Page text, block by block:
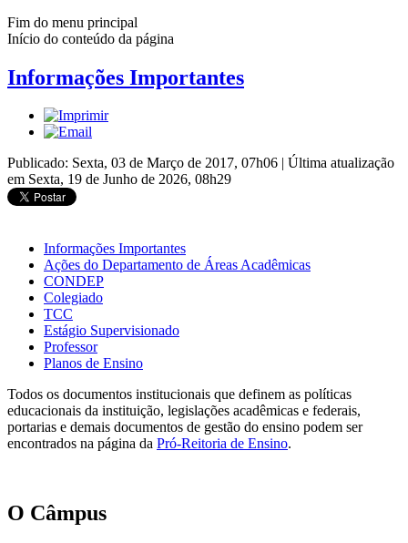
Fim do menu principal
Início do conteúdo da página
Informações Importantes
Publicado: Sexta, 03 de Março de 2017, 07h06 | Última atualização
em Sexta, 19 de Junho de 2026, 08h29
Informações Importantes
Ações do Departamento de Áreas Acadêmicas
CONDEP
Colegiado
TCC
Estágio Supervisionado
Professor
Planos de Ensino
Todos os documentos institucionais que definem as políticas
educacionais da instituição, legislações acadêmicas e federais,
portarias e demais documentos de gestão do ensino podem ser
encontrados na página da Pró-Reitoria de Ensino.
O Câmpus